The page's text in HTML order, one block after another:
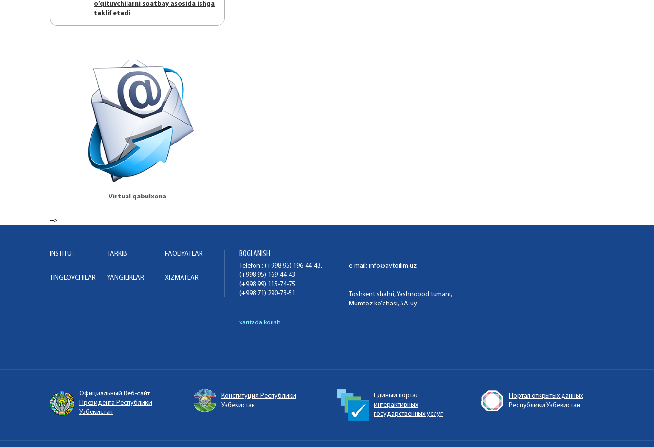
o’qituvchilаrni sоаtbаy аsоsidа ishgа
tаklif etаdi
Virtual qabulxona
-->
INSTITUT TARKIB FAOLIYATLAR
TINGLOVCHILAR YANGILIKLAR XIZMATLAR
BOGLANISH
Telefon.: (+998 95) 196-44-43,
(+998 95) 169-44-43
(+998 99) 115-74-75
(+998 71) 290-73-51
e-mail: info@avtoilim.uz
Toshkent shahri, Yashnobod tumani,
Mumtoz ko'chasi, 5A-uy
xaritada korish
Официальный Веб-сайт
Президента Республики
Узбекистан
Конституция Республики
Узбекистан
Единый портал
интерактивных
государственных услуг
Портал открытых данных
Республики Узбекистан